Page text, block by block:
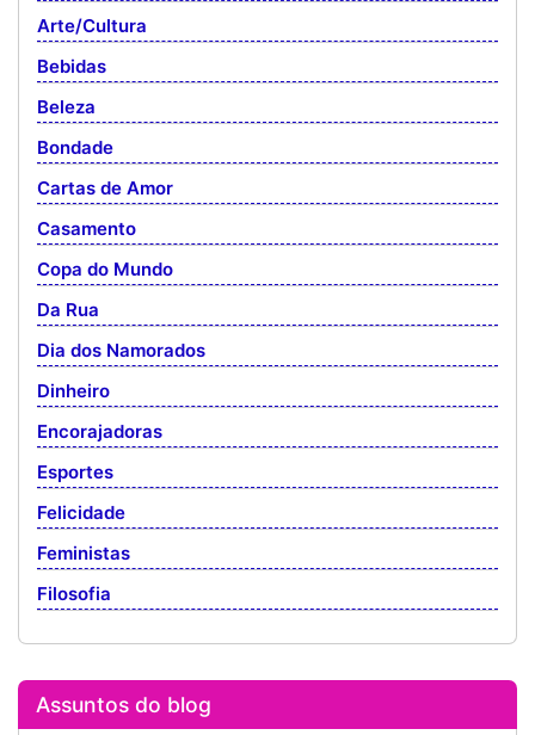
Arte/Cultura
Bebidas
Beleza
Bondade
Cartas de Amor
Casamento
Copa do Mundo
Da Rua
Dia dos Namorados
Dinheiro
Encorajadoras
Esportes
Felicidade
Feministas
Filosofia
Assuntos do blog